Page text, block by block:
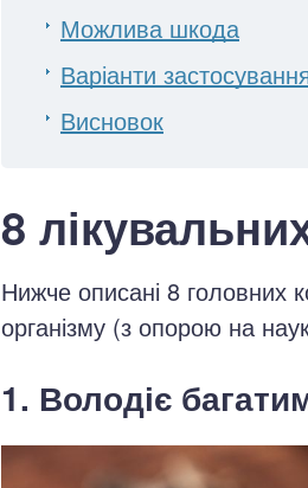
Можлива шкода
Варіанти
Висновок
8
Нижче описані 8 головних
організму (з опорою на
1. Володіє